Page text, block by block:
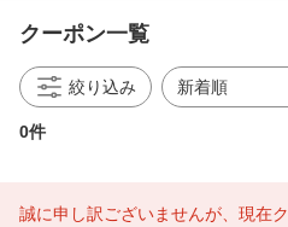
クーポン一覧
絞り込み
0件
誠に申し訳ございませんが、現在